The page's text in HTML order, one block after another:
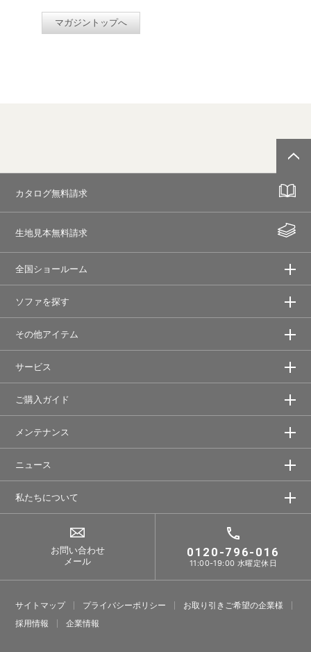
マガジントップへ
カタログ無料請求
生地見本無料請求
全国ショールーム
ソファを探す
その他アイテム
サービス
ご購入ガイド
メンテナンス
ニュース
私たちについて
お問い合わせ
メール
0120-796-016
11:00-19:00 水曜定休日
サイトマップ プライバシーポリシー
お取り引きご希望の企業様
採⽤情報
企業情報